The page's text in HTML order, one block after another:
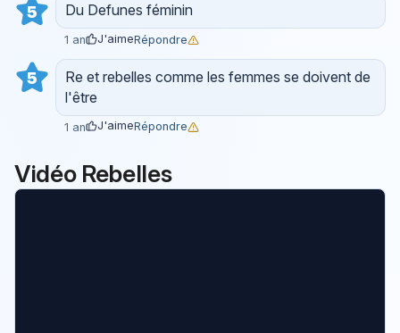
5 Du Defunes féminin
1 an J'aimeRépondre
5
Re et rebelles comme les femmes se doivent de
l'être
1 an J'aimeRépondre
Vidéo Rebelles